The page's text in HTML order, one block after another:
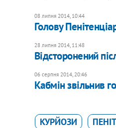
08 липня 2014, 10:44
Голову
28 липня 2014, 11:48
Відсторонений
06 серпня 2014, 20:46
Кабмін звільнив
КУРЙОЗИ